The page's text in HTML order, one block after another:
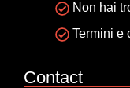
Non hai
Termini e
Contact